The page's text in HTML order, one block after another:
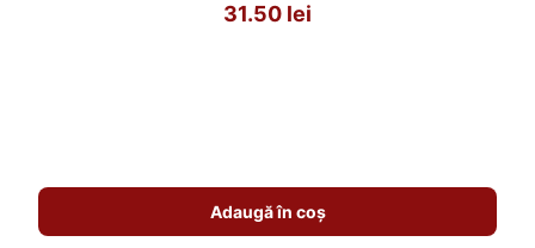
31.50 lei
Adaugă în coș